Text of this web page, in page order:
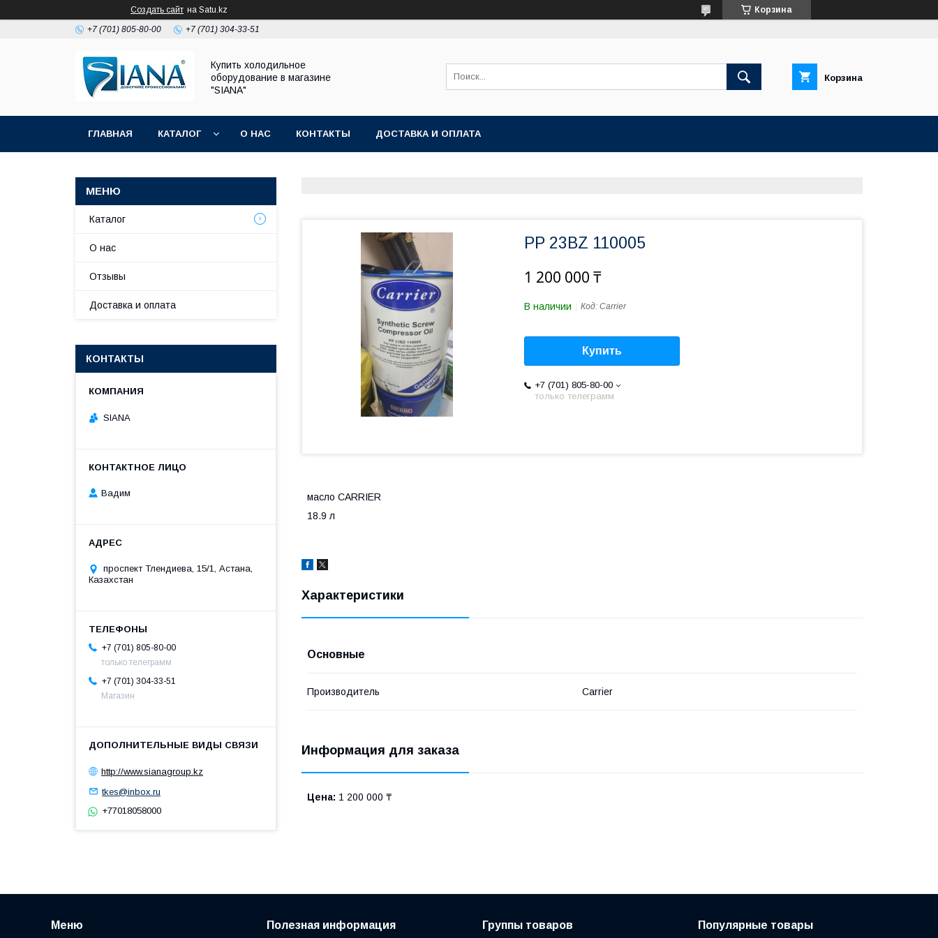
Создать сайт на Satu.kz Корзина
+7 (701) 805-80-00 +7 (701) 304-33-51
Купить холодильное
оборудование в магазине
"SIANA"
Корзина
ГЛАВНАЯ КАТАЛОГ О НАС КОНТАКТЫ ДОСТАВКА И ОПЛАТА
PP 23BZ 110005
1 200 000 ₸
В наличии Код: Carrier
Купить
+7 (701) 805-80-00
только телеграмм
масло CARRIER
18.9 л
Характеристики
Основные
Производитель Carrier
Информация для заказа
Цена: 1 200 000 ₸
Каталог
О нас
Отзывы
Доставка и оплата
КОНТАКТЫ
SIANA
Вадим
проспект Тлендиева, 15/1, Астана,
Казахстан
+7 (701) 805-80-00
только телеграмм
+7 (701) 304-33-51
Магазин
http://www.sianagroup.kz
tkes@inbox.ru
+77018058000
Меню Полезная информация Группы товаров Популярные товары